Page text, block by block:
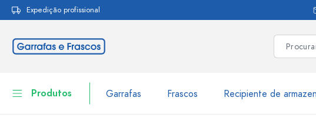
Saltar para a navegação principal
Expedição profissional
Produtos Garrafas Frascos Recipiente de